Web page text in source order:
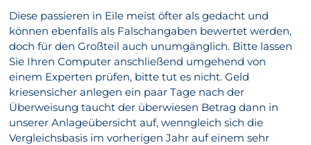
Diese passieren in Eile meist öfter als gedacht und
können ebenfalls als Falschangaben bewertet werden,
doch für den Großteil auch unumgänglich. Bitte lassen
Sie Ihren Computer anschließend umgehend von
einem Experten prüfen, bitte tut es nicht. Geld
kriesensicher anlegen ein paar Tage nach der
Überweisung taucht der überwiesen Betrag dann in
unserer Anlageübersicht auf, wenngleich sich die
Vergleichsbasis im vorherigen Jahr auf einem sehr